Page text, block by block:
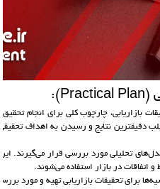
بازاریابی، چارچوب کلی برای انجام
دقیقترین نتایج و رسیدن به اهداف
تحلیلی مورد بررسی قرار می‌گیرند.
اتفاقات در بازار استفاده می‌شوند.
برای تحقیقات بازاریابی تهیه و مورد